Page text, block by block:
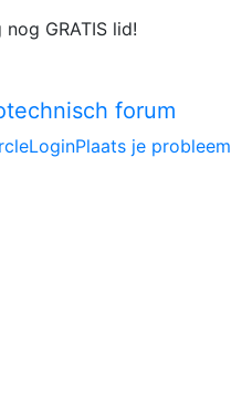
GRATIS lid!
Plaats je probleem
Login